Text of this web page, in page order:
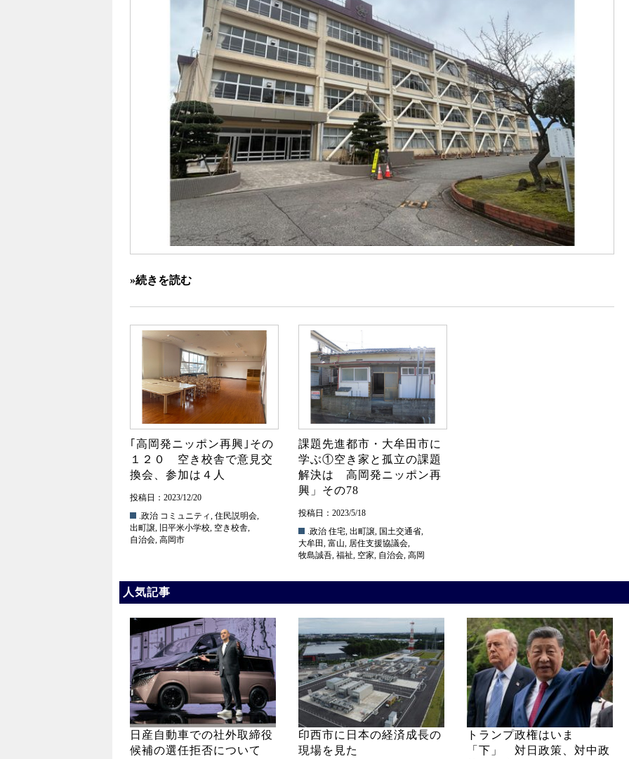
»続きを読む
｢高岡発ニッポン再興｣その
１２０ 空き校舎で意見交
換会、参加は４人
投稿日：2023/12/20
.政治 コミュニティ, 住民説明会,
出町譲, 旧平米小学校, 空き校舎,
自治会, 高岡市
課題先進都市・大牟田市に
学ぶ①空き家と孤立の課題
解決は 高岡発ニッポン再
興」その78
投稿日：2023/5/18
.政治 住宅, 出町譲, 国土交通省,
大牟田, 富山, 居住支援協議会,
牧島誠吾, 福祉, 空家, 自治会, 高岡
人気記事
日産自動車での社外取締役
候補の選任拒否について
印西市に日本の経済成長の
現場を見た
トランプ政権はいま
「下」 対日政策、対中政